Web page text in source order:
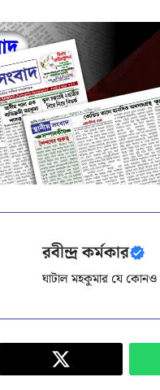
রবীন্দ্র কর্মকার
ঘাটাল মহকুমার যে